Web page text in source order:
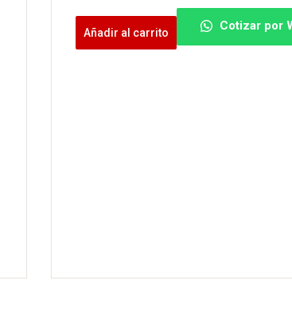
Añadir al carrito Cotizar por